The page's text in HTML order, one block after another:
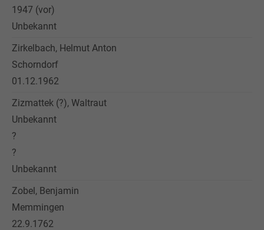
1947 (vor)
Unbekannt
Zirkelbach, Helmut Anton
Schorndorf
01.12.1962
Zizmattek (?), Waltraut
Unbekannt
?
?
Unbekannt
Zobel, Benjamin
Memmingen
22.9.1762